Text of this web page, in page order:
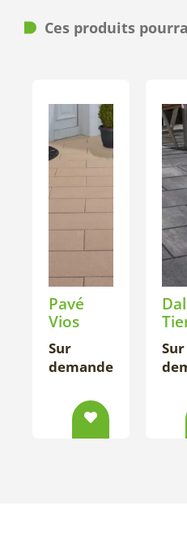
Ces produits
Pavé
Vios
Sur
demande
Sur